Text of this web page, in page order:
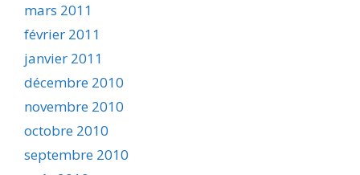
mars 2011
février 2011
janvier 2011
décembre 2010
novembre 2010
octobre 2010
septembre 2010